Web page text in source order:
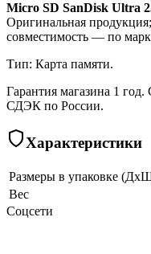
Micro SD SanDisk Ultra
Оригинальная
совместимость — по
Тип: Карта памяти.
Гарантия магазина 1
СДЭК по России.
Характеристики
Размеры в упаковке
Вес
Соцсети